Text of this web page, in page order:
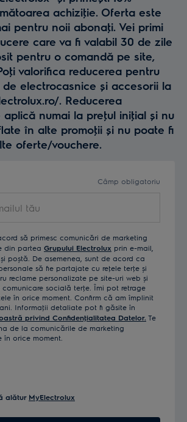
achiziţie. Oferta este
pentru noii abonaţi. Vei primi
care va fi valabil 30 de zile
pentru o comandă pe site,
valorifica reducerea pentru
electrocasnice și accesorii la
. Reducerea
aplică numai la preţul iniţial și nu
în alte promoţii și nu poate fi
oferte/vouchere.
Câmp obligatoriu
să primesc comunicări de marketing
din partea Grupului Electrolux prin e-mail,
poștă. De asemenea, sunt de acord ca
să fie partajate cu reţele terţe și
reclame personalizate pe site-uri web și
socială terţe. Îmi pot retrage
în orice moment. Confirm că am împlinit
Informaţii detaliate pot fi găsite în
privind Confidenţialitatea Datelor. Te
de la comunicările de marketing
în orice moment.
alătur MyElectrolux